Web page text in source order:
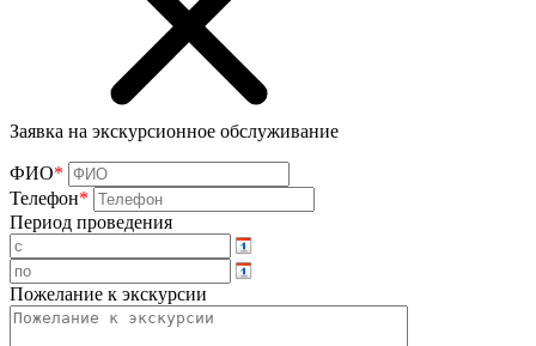
Заявка на экскурсионное обслуживание
ФИО*
Телефон*
Период проведения
Пожелание к экскурсии